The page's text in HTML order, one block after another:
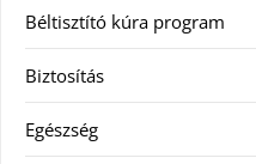
Béltisztító kúra program
Biztosítás
Egészség